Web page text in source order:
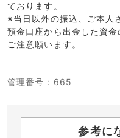
ております。
※当日以外の振込、ご本人
預金口座から出金した資
ご注意願います。
管理番号 ：665
参考に